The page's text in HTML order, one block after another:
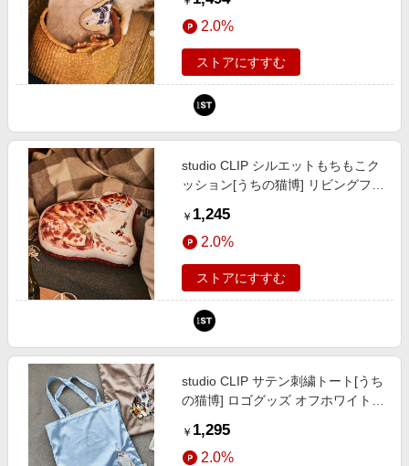
581436 and ST アンドエスティ
（旧ドットエスティ）
2.0%
ストアにすすむ
studio CLIP シルエットもちもこク
ッション[うちの猫博] リビングファ
ジオクリップ 581435 and ST アン
ドエスティ（旧ドットエスティ）
￥ 1,245
2.0%
ストアにすすむ
studio CLIP サテン刺繍トート[うち
の猫博] ロゴグッズ オフホワイト
and ST アンドエスティ（旧ドット
エスティ）
￥ 1,295
2.0%